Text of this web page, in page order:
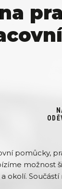
pomůcky,
možnost
okolí.